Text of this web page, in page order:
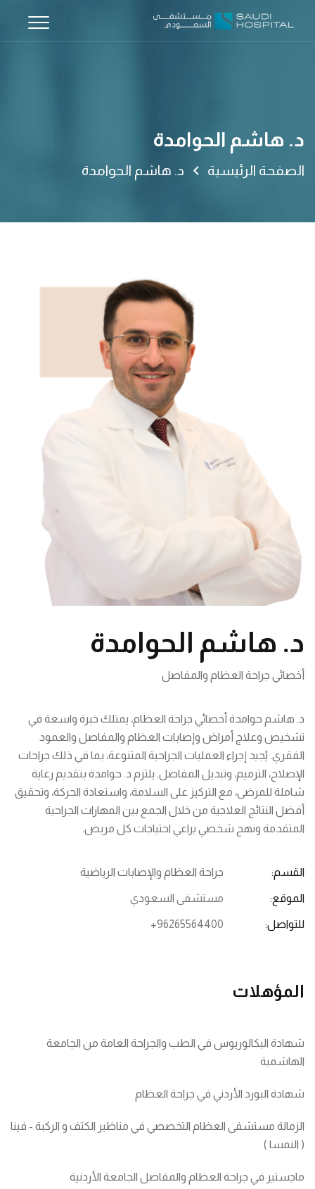
د. هاشم الحوامدة
الصفحة الرئيسية د. هاشم الحوامدة
د. هاشم الحوامدة
أخصائي جراحة العظام والمفاصل
د. هاشم حوامدة أخصائي جراحة العظام، يمتلك خبرة واسعة في
تشخيص وعلاج أمراض وإصابات العظام والمفاصل والعمود
الفقري. يُجيد إجراء العمليات الجراحية المتنوعة، بما في ذلك جراحات
الإصلاح، الترميم، وتبديل المفاصل. يلتزم د. حوامدة بتقديم رعاية
شاملة للمرضى، مع التركيز على السلامة، واستعادة الحركة، وتحقيق
أفضل النتائج العلاجية من خلال الجمع بين المهارات الجراحية
المتقدمة ونهج شخصي يراعي احتياجات كل مريض.
القسم: جراحة العظام والإصابات الرياضية
الموقع: مستشفى السعودي
للتواصل: +96265564400
المؤهلات
شهادة البكالوريوس في الطب والجراحة العامة من الجامعة
الهاشمية
شهادة البورد الأردني في جراحة العظام
الزمالة مستشفى العظام التخصصي في مناظير الكتف و الركبة - فينا
( النمسا )
ماجستير في جراحة العظام والمفاصل الجامعة الأردنية